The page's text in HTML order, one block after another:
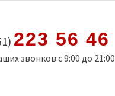
223 56 46
звонков с 9:00 до 21:00